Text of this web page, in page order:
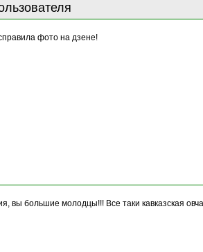
фото на дзене!
вы большие молодцы!!! Все таки кавказская